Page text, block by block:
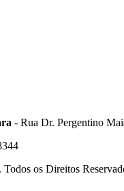
- Rua Dr. Pergentino
os Direitos